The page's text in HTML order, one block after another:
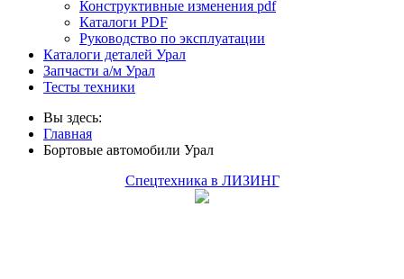
Конструктивные изменения pdf
Каталоги PDF
Руководство по эксплуатации
Каталоги деталей Урал
Запчасти а/м Урал
Тесты техники
Вы здесь:
Главная
Бортовые автомобили Урал
Спецтехника в ЛИЗИНГ